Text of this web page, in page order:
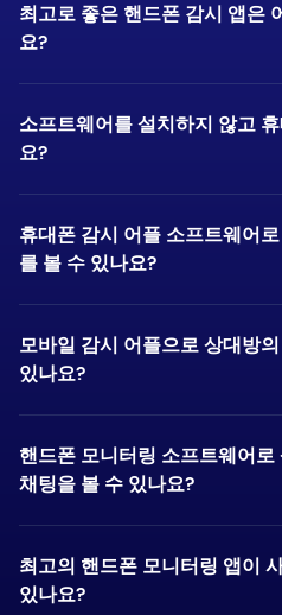
최고로 좋은 핸드폰 감시 앱은
요?
소프트웨어를 설치하지 않고
요?
휴대폰 감시 어플 소프트웨어
를 볼 수 있나요?
모바일 감시 어플으로 상대방
있나요?
핸드폰 모니터링 소프트웨어로
채팅을 볼 수 있나요?
최고의 핸드폰 모니터링 앱이
있나요?